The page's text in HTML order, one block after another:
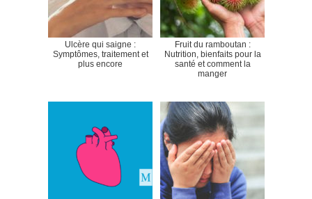
Ulcère qui saigne :
Symptômes, traitement et
plus encore
Fruit du ramboutan :
Nutrition, bienfaits pour la
santé et comment la
manger